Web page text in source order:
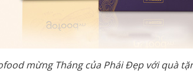
mừng Tháng của Phái Đẹp với quà